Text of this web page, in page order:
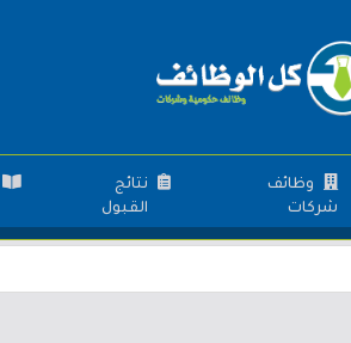
وظائف
شركات
نتائج
القبول